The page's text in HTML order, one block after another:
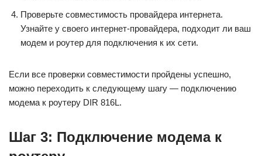
Проверьте совместимость провайдера интернета.
Узнайте у своего интернет-провайдера, подходит ли ваш
модем и роутер для подключения к их сети.
Если все проверки совместимости пройдены успешно,
можно переходить к следующему шагу — подключению
модема к роутеру DIR 816L.
Шаг 3: Подключение модема к